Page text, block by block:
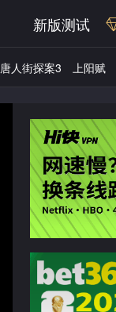
新版测试
唐人街探案3 上阳赋